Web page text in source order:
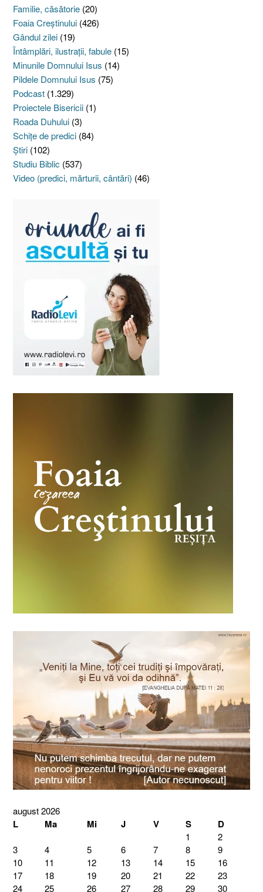
Familie, căsătorie (20)
Foaia Creştinului (426)
Gândul zilei (19)
Întâmplări, ilustraţii, fabule (15)
Minunile Domnului Isus (14)
Pildele Domnului Isus (75)
Podcast (1.329)
Proiectele Bisericii (1)
Roada Duhului (3)
Schiţe de predici (84)
Ştiri (102)
Studiu Biblic (537)
Video (predici, mărturii, cântări) (46)
august 2026
L Ma Mi J V S D
1
2
3
4 5 6 7 8
9
10
11 12 13 14 15
16
17
18 19 20 21 22
23
24
25 26 27 28 29
30